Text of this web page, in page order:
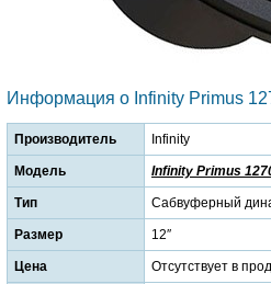
Информация о Infinity Primus
Производитель Infinity
Модель Infinity Primus
Тип Сабвуферный
Размер 12″
Цена Отсутствует в